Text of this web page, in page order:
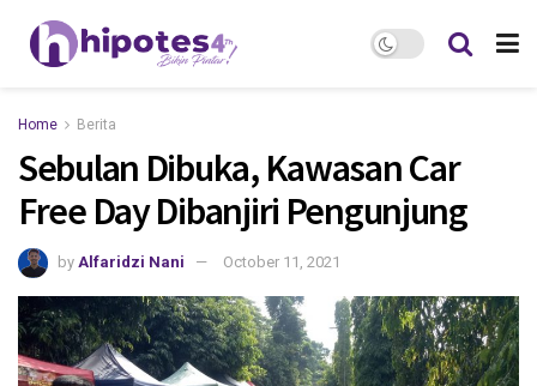
Home Berita
Sebulan Dibuka, Kawasan Car
Free Day Dibanjiri Pengunjung
by Alfaridzi Nani October 11, 2021